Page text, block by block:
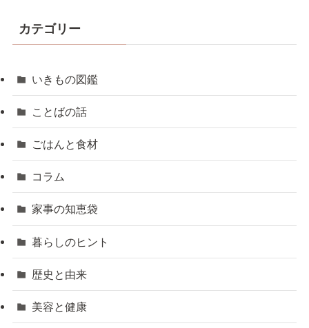
カテゴリー
いきもの図鑑
ことばの話
ごはんと食材
コラム
家事の知恵袋
暮らしのヒント
歴史と由来
美容と健康